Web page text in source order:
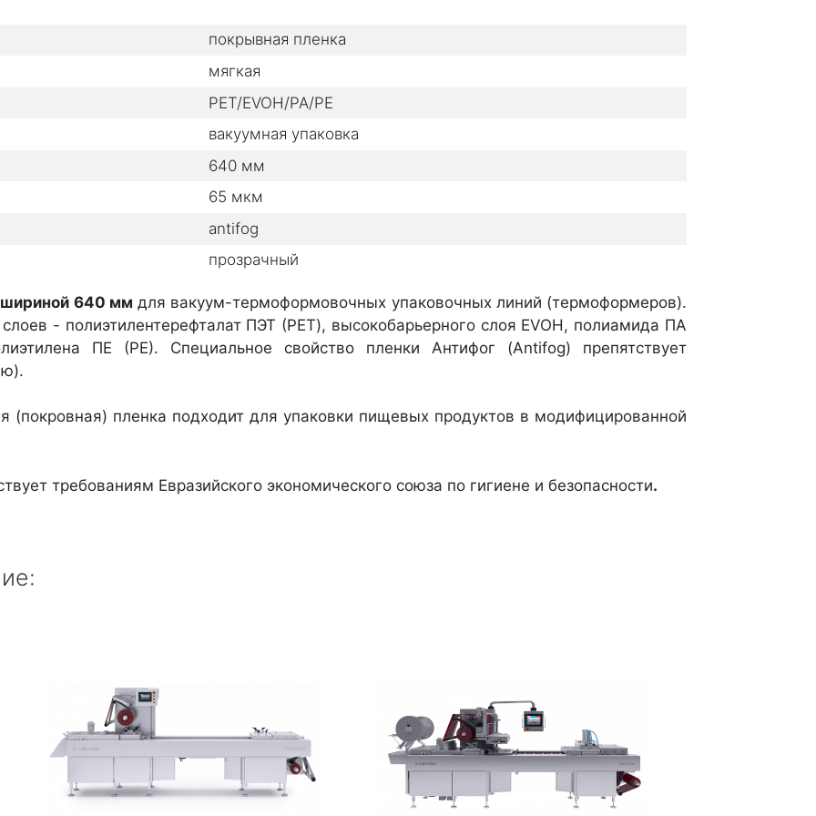
покрывная пленка
мягкая
PET/EVOH/PA/PE
вакуумная упаковка
640 мм
65 мкм
antifog
прозрачный
шириной 640 мм для вакуум-термоформовочных упаковочных линий (термоформеров).
- полиэтилентерефталат ПЭТ (PET), высокобарьерного слоя EVOH, полиамида ПА
ПЕ (РЕ). Специальное свойство пленки Антифог (Antifog) препятствует
(покровная) пленка подходит для упаковки пищевых продуктов в модифицированной
требованиям Евразийского экономического союза по гигиене и безопасности.